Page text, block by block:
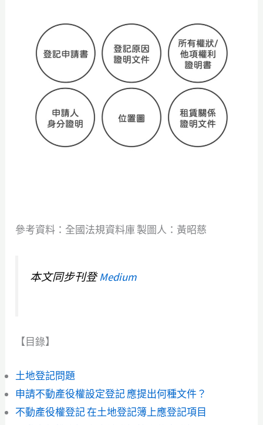
參考資料：全國法規資料庫 製圖人：黃昭慈
本文同步刊登Medium
【目錄】
土地登記問題
申請不動產役權設定登記 應提出何種文件？
不動產役權登記 在土地登記簿上應登記項目